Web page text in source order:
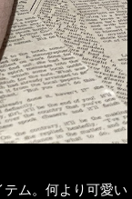
ム。何より可愛い